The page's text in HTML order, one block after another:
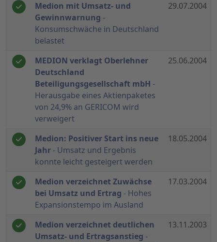
Medion mit Umsatz- und
Gewinnwarnung -
Konsumschwäche in Deutschland
belastet
29.07.2004
MEDION verklagt Oberlehner
Deutschland
Beteiligungsgesellschaft mbH -
Herausgabe eines Aktienpaketes
von 24,9% an GERICOM wird
verweigert
25.06.2004
Medion: Positiver Start ins neue
Jahr - Umsatz und Ergebnis
konnte leicht gesteigert werden
18.05.2004
Medion verzeichnet Zuwächse
bei Umsatz und Ertrag - Hohes
Expansionstempo im Ausland
17.03.2004
Medion verzeichnet deutlichen
Umsatz- und Ertragsanstieg -
13.11.2003